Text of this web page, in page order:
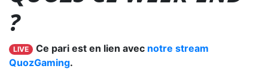
?
LIVE Ce pari est en lien avec notre stream
QuozGaming.